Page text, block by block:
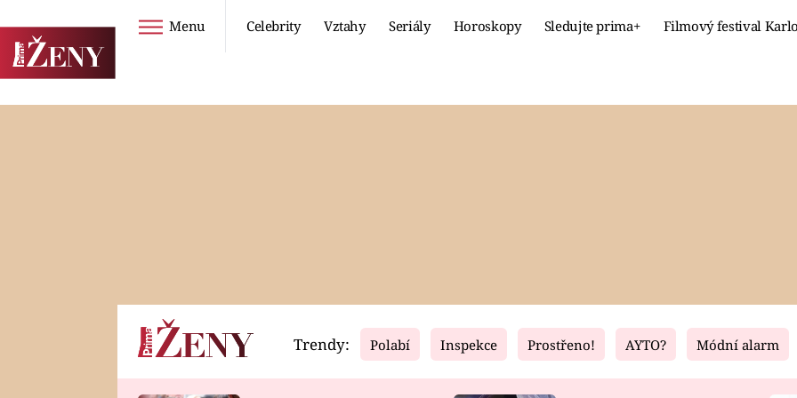
Menu Celebrity Vztahy Seriály Horoskopy Sledujte prima+ Filmový festival
Horoskopy Video Fresh Living
Trendy: Polabí Inspekce Prostřeno! AYTO? Módní alarm